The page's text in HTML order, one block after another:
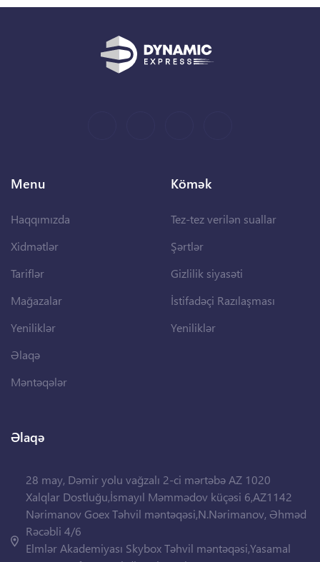
Menu
Haqqımızda
Xidmətlər
Tariflər
Mağazalar
Yeniliklər
Əlaqə
Məntəqələr
Kömək
Tez-tez verilən suallar
Şərtlər
Gizlilik siyasəti
İstifadəçi Razılaşması
Yeniliklər
Əlaqə
28 may, Dəmir yolu vağzalı 2-ci mərtəbə AZ 1020
Xalqlar Dostluğu,İsmayıl Məmmədov küçəsi 6,AZ1142
Nərimanov Goex Təhvil məntəqəsi,N.Nərimanov, Əhməd
Rəcəbli 4/6
Elmlər Akademiyası Skybox Təhvil məntəqəsi,Yasamal